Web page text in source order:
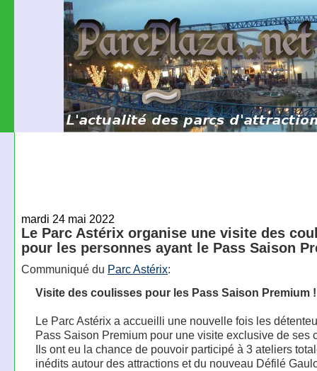
mardi 24 mai 2022
Le Parc Astérix organise une visite des
pour les personnes ayant le Pass Saison
Communiqué du Parc Astérix:
Visite des coulisses pour les Pass Saison Premium !
Le Parc Astérix a accueilli une nouvelle fois les
Pass Saison Premium pour une visite exclusive de ses
Ils ont eu la chance de pouvoir participé à 3 ateliers
inédits autour des attractions et du nouveau Défilé